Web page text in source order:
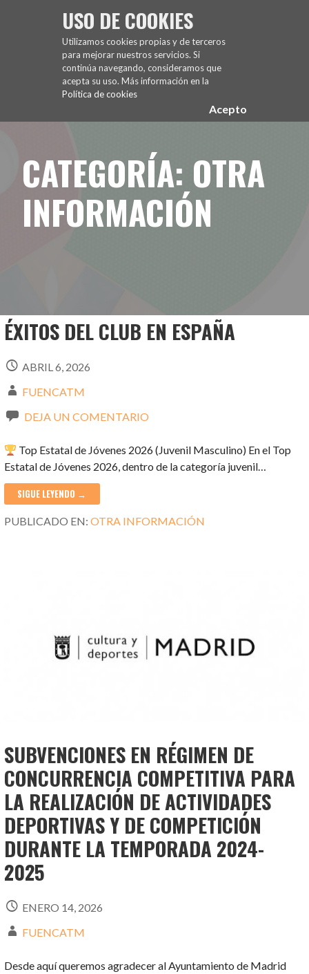
USO DE COOKIES
Utilizamos cookies propias y de terceros
para mejorar nuestros servicios. Si
continúa navegando, consideramos que
acepta su uso. Más información en la
Política de cookies
Acepto
FUENCARRAL EL PARDO TENIS DE MESA
CATEGORÍA: OTRA
INFORMACIÓN
ÉXITOS DEL CLUB EN ESPAÑA
ABRIL 6, 2026
FUENCATM
DEJA UN COMENTARIO
Top Estatal de Jóvenes 2026 (Juvenil Masculino) En el Top
Estatal de Jóvenes 2026, dentro de la categoría juvenil…
SIGUE LEYENDO →
PUBLICADO EN:OTRA INFORMACIÓN
SUBVENCIONES EN RÉGIMEN DE
CONCURRENCIA COMPETITIVA PARA
LA REALIZACIÓN DE ACTIVIDADES
DEPORTIVAS Y DE COMPETICIÓN
DURANTE LA TEMPORADA 2024-
2025
ENERO 14, 2026
FUENCATM
Desde aquí queremos agradecer al Ayuntamiento de Madrid